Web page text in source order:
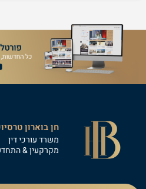
חן בוארון
משרד עורכי דין
מקרקעין &